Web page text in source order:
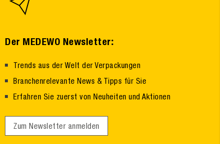
Der MEDEWO Newsletter:
Trends aus der Welt der Verpackungen
Branchenrelevante News & Tipps für Sie
Erfahren Sie zuerst von Neuheiten und Aktionen
Zum Newsletter anmelden